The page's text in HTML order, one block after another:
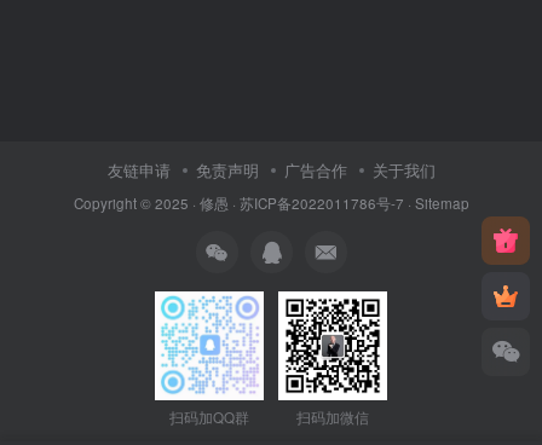
友链申请 免责声明 广告合作 关于我们
Copyright © 2025 · 修愚 · 苏ICP备2022011786号-7 · Sitemap
扫码加QQ群 扫码加微信